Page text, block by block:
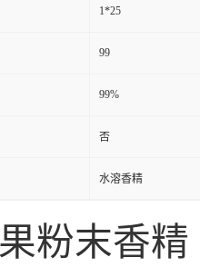
1*25
99
99%
否
水溶香精
粉末香精